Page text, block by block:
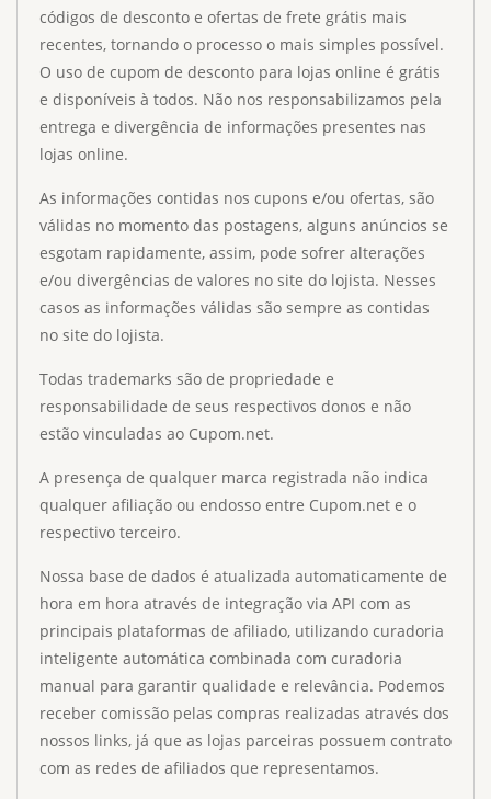
códigos de desconto e ofertas de frete grátis mais
recentes, tornando o processo o mais simples possível.
O uso de cupom de desconto para lojas online é grátis
e disponíveis à todos. Não nos responsabilizamos pela
entrega e divergência de informações presentes nas
lojas online.
As informações contidas nos cupons e/ou ofertas, são
válidas no momento das postagens, alguns anúncios se
esgotam rapidamente, assim, pode sofrer alterações
e/ou divergências de valores no site do lojista. Nesses
casos as informações válidas são sempre as contidas
no site do lojista.
Todas trademarks são de propriedade e
responsabilidade de seus respectivos donos e não
estão vinculadas ao Cupom.net.
A presença de qualquer marca registrada não indica
qualquer afiliação ou endosso entre Cupom.net e o
respectivo terceiro.
Nossa base de dados é atualizada automaticamente de
hora em hora através de integração via API com as
principais plataformas de afiliado, utilizando curadoria
inteligente automática combinada com curadoria
manual para garantir qualidade e relevância. Podemos
receber comissão pelas compras realizadas através dos
nossos links, já que as lojas parceiras possuem contrato
com as redes de afiliados que representamos.